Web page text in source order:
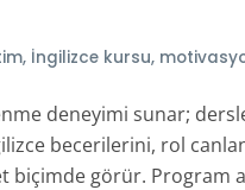
, İngilizce kursu,
deneyimi sunar;
becerilerini, rol
görür. Program